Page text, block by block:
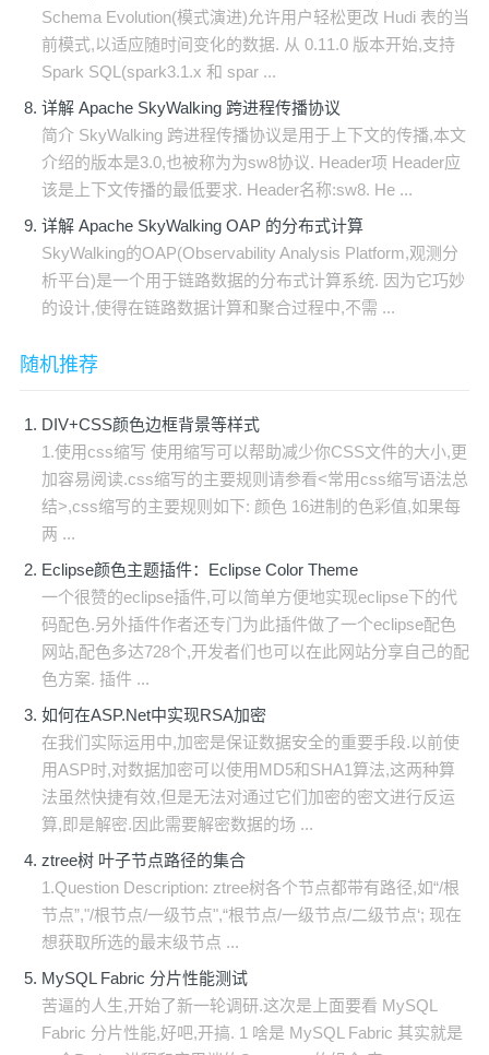
Schema Evolution(模式演进)允许用户轻松更改 Hudi 表的当
前模式,以适应随时间变化的数据. 从 0.11.0 版本开始,支持
Spark SQL(spark3.1.x 和 spar ...
详解 Apache SkyWalking 跨进程传播协议
简介 SkyWalking 跨进程传播协议是用于上下文的传播,本文
介绍的版本是3.0,也被称为为sw8协议. Header项 Header应
该是上下文传播的最低要求. Header名称:sw8. He ...
详解 Apache SkyWalking OAP 的分布式计算
SkyWalking的OAP(Observability Analysis Platform,观测分
析平台)是一个用于链路数据的分布式计算系统. 因为它巧妙
的设计,使得在链路数据计算和聚合过程中,不需 ...
随机推荐
DIV+CSS颜色边框背景等样式
1.使用css缩写 使用缩写可以帮助减少你CSS文件的大小,更
加容易阅读.css缩写的主要规则请参看<常用css缩写语法总
结>,css缩写的主要规则如下: 颜色 16进制的色彩值,如果每
两 ...
Eclipse颜色主题插件：Eclipse Color Theme
一个很赞的eclipse插件,可以简单方便地实现eclipse下的代
码配色.另外插件作者还专门为此插件做了一个eclipse配色
网站,配色多达728个,开发者们也可以在此网站分享自己的配
色方案. 插件 ...
如何在ASP.Net中实现RSA加密
在我们实际运用中,加密是保证数据安全的重要手段.以前使
用ASP时,对数据加密可以使用MD5和SHA1算法,这两种算
法虽然快捷有效,但是无法对通过它们加密的密文进行反运
算,即是解密.因此需要解密数据的场 ...
ztree树 叶子节点路径的集合
1.Question Description: ztree树各个节点都带有路径,如“/根
节点”,"/根节点/一级节点",“根节点/一级节点/二级节点‘; 现在
想获取所选的最末级节点 ...
MySQL Fabric 分片性能测试
苦逼的人生,开始了新一轮调研.这次是上面要看 MySQL
Fabric 分片性能,好吧,开搞. 1 啥是 MySQL Fabric 其实就是